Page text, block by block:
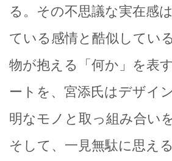
る。その不思議な実在感
ている感情と酷似してい
物が抱える「何か」を表
ートを、宮添氏はデザイ
明なモノと取っ組み合い
そして、一見無駄に思え